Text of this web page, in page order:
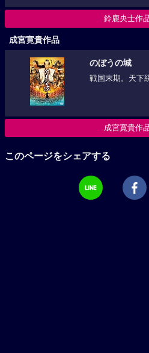
鈴鹿央士作
成宮寛貴作品
のぼうの城
戦国末期。天下
成宮寛貴作
このページをシェアする